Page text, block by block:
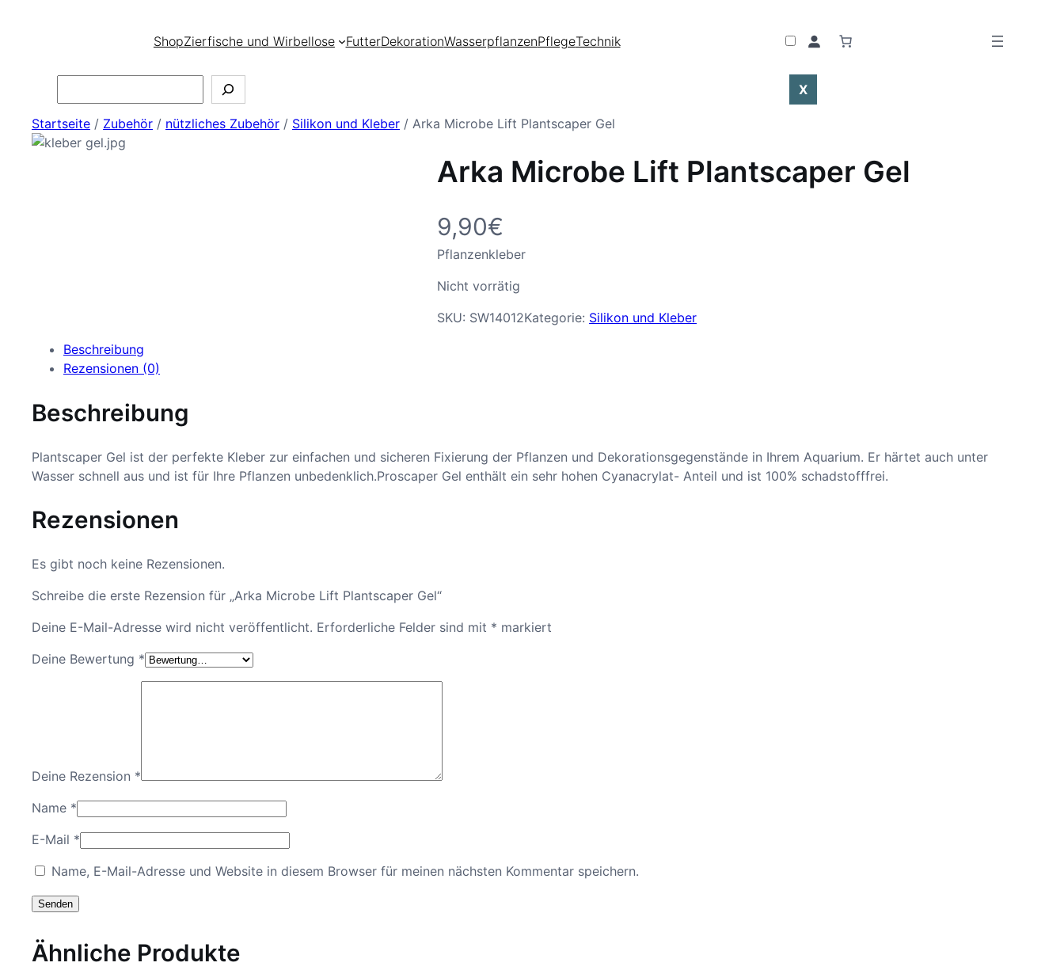
ShopZierfische und Wirbellose FutterDekorationWasserpflanzenPflegeTechnik
X
Startseite / Zubehör / nützliches Zubehör / Silikon und Kleber / Arka Microbe Lift Plantscaper Gel
Arka Microbe Lift Plantscaper Gel
9,90€
Pflanzenkleber
Nicht vorrätig
SKU: SW14012Kategorie: Silikon und Kleber
Beschreibung
Rezensionen (0)
Beschreibung
Plantscaper Gel ist der perfekte Kleber zur einfachen und sicheren Fixierung der Pflanzen und Dekorationsgegenstände in Ihrem Aquarium. Er härtet auch unter
Wasser schnell aus und ist für Ihre Pflanzen unbedenklich.Proscaper Gel enthält ein sehr hohen Cyanacrylat- Anteil und ist 100% schadstofffrei.
Rezensionen
Es gibt noch keine Rezensionen.
Schreibe die erste Rezension für „Arka Microbe Lift Plantscaper Gel“
Deine E-Mail-Adresse wird nicht veröffentlicht. Erforderliche Felder sind mit * markiert
Deine Bewertung *
Deine Rezension *
Name *
E-Mail *
Name, E-Mail-Adresse und Website in diesem Browser für meinen nächsten Kommentar speichern.
Ähnliche Produkte